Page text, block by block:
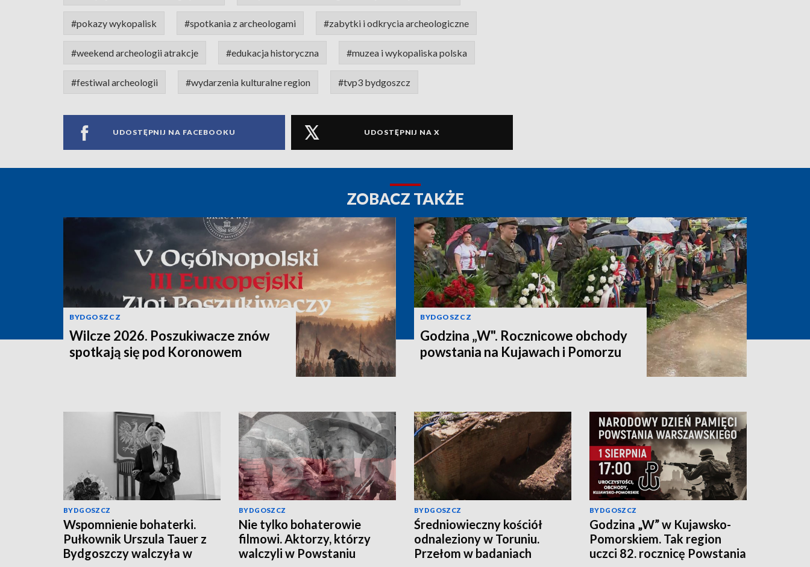
#pokazy wykopalisk #spotkania z archeologami #zabytki i odkrycia archeologiczne
#weekend archeologii atrakcje #edukacja historyczna #muzea i wykopaliska polska
#festiwal archeologii #wydarzenia kulturalne region #tvp3 bydgoszcz
UDOSTĘPNIJ NA FACEBOOKU UDOSTĘPNIJ NA X
ZOBACZ TAKŻE
BYDGOSZCZ
Wilcze 2026. Poszukiwacze znów
spotkają się pod Koronowem
BYDGOSZCZ
Godzina „W". Rocznicowe obchody
powstania na Kujawach i Pomorzu
BYDGOSZCZ
Wspomnienie bohaterki.
Pułkownik Urszula Tauer z
Bydgoszczy walczyła w
BYDGOSZCZ
Nie tylko bohaterowie
filmowi. Aktorzy, którzy
walczyli w Powstaniu
BYDGOSZCZ
Średniowieczny kościół
odnaleziony w Toruniu.
Przełom w badaniach
BYDGOSZCZ
Godzina „W” w Kujawsko-
Pomorskiem. Tak region
uczci 82. rocznicę Powstania